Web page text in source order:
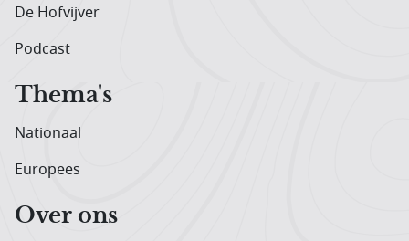
De Hofvijver
Podcast
Thema's
Nationaal
Europees
Over ons